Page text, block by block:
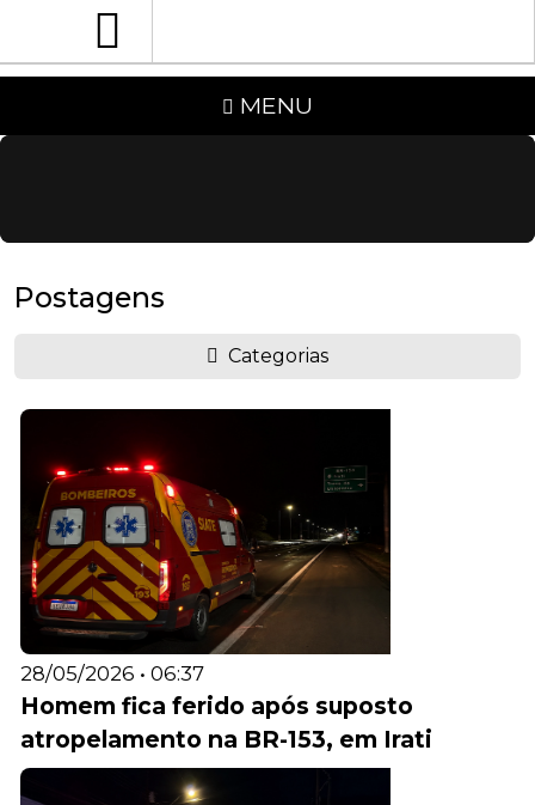
MENU
Postagens
Categorias
28/05/2026 • 06:37
Homem fica ferido após suposto
atropelamento na BR-153, em Irati